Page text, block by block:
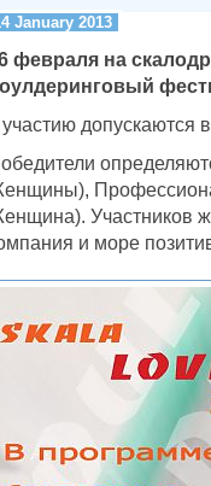
January 2013
февраля на
участию допускаются
Участников
и море